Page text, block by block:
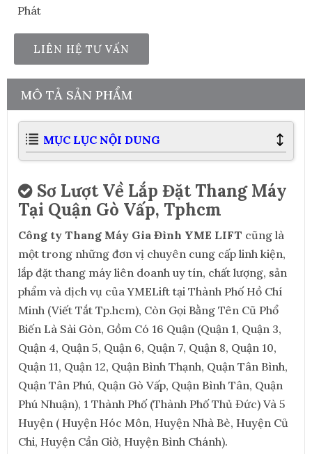
Phát
LIÊN HỆ TƯ VẤN
MÔ TẢ SẢN PHẨM
MỤC LỤC NỘI DUNG
Sơ Lượt Về Lắp Đặt Thang Máy
Tại Quận Gò Vấp, Tphcm
Công ty Thang Máy Gia Đình YME LIFT cũng là
một trong những đơn vị chuyên cung cấp linh kiện,
lắp đặt thang máy liên doanh uy tín, chất lượng, sản
phẩm và dịch vụ của YMELift tại Thành Phố Hồ Chí
Minh (Viết Tắt Tp.hcm), Còn Gọi Bằng Tên Cũ Phổ
Biến Là Sài Gòn, Gồm Có 16 Quận (Quận 1, Quận 3,
Quận 4, Quận 5, Quận 6, Quận 7, Quận 8, Quận 10,
Quận 11, Quận 12, Quận Bình Thạnh, Quận Tân Bình,
Quận Tân Phú, Quận Gò Vấp, Quận Bình Tân, Quận
Phú Nhuận), 1 Thành Phố (Thành Phố Thủ Đức) Và 5
Huyện ( Huyện Hóc Môn, Huyện Nhà Bè, Huyện Củ
Chi, Huyện Cần Giờ, Huyện Bình Chánh).